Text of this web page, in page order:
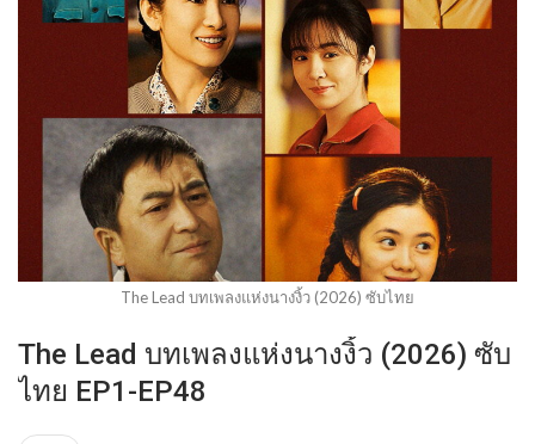
The Lead บทเพลงแห่งนางงิ้ว (2026) ซับไทย
The Lead บทเพลงแห่งนางงิ้ว (2026) ซับ
ไทย EP1-EP48